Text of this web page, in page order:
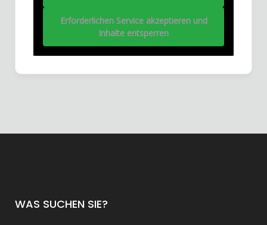
Erforderlichen Service akzeptieren und
Inhalte entsperren
WAS SUCHEN SIE?